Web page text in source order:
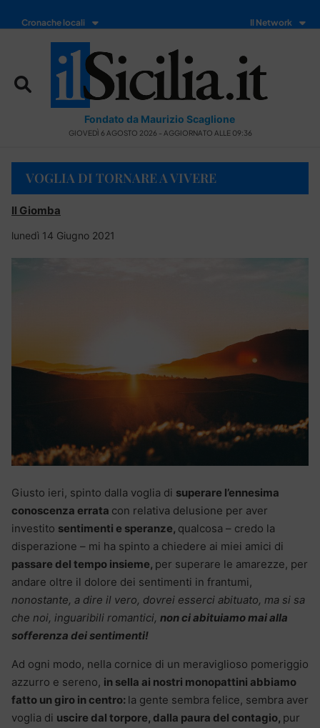
Cronache locali Il Network
Fondato da Maurizio Scaglione
GIOVEDÌ 6 AGOSTO 2026 - AGGIORNATO ALLE 09:36
VOGLIA DI TORNARE A VIVERE
Il Giomba
lunedì 14 Giugno 2021
Giusto ieri, spinto dalla voglia di superare l’ennesima
conoscenza errata con relativa delusione per aver
investito sentimenti e speranze, qualcosa – credo la
disperazione – mi ha spinto a chiedere ai miei amici di
passare del tempo insieme, per superare le amarezze, per
andare oltre il dolore dei sentimenti in frantumi,
nonostante, a dire il vero, dovrei esserci abituato, ma si sa
che noi, inguaribili romantici, non ci abituiamo mai alla
sofferenza dei sentimenti!
Ad ogni modo, nella cornice di un meraviglioso pomeriggio
azzurro e sereno, in sella ai nostri monopattini abbiamo
fatto un giro in centro: la gente sembra felice, sembra aver
voglia di uscire dal torpore, dalla paura del contagio, pur